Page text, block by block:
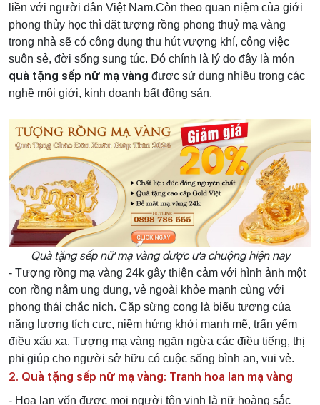
liền với người dân Việt Nam.Còn theo quan niệm của giới
phong thủy học thì đặt tượng rồng phong thuỷ mạ vàng
trong nhà sẽ có công dụng thu hút vượng khí, công việc
suôn sẻ, đời sống sung túc. Đó chính là lý do đây là món
quà tặng sếp nữ mạ vàng được sử dụng nhiều trong các
nghề môi giới, kinh doanh bất động sản.
Quà tặng sếp nữ mạ vàng được ưa chuộng hiện nay
- Tượng rồng mạ vàng 24k gây thiện cảm với hình ảnh một
con rồng nằm ung dung, vẻ ngoài khỏe mạnh cùng với
phong thái chắc nịch. Cặp sừng cong là biểu tượng của
năng lượng tích cực, niềm hứng khởi mạnh mẽ, trấn yểm
điều xấu xa. Tượng mạ vàng ngăn ngừa các điều tiếng, thị
phi giúp cho người sở hữu có cuộc sống bình an, vui vẻ.
2. Quà tặng sếp nữ mạ vàng: Tranh hoa lan mạ vàng
- Hoa lan vốn được mọi người tôn vinh là nữ hoàng sắc